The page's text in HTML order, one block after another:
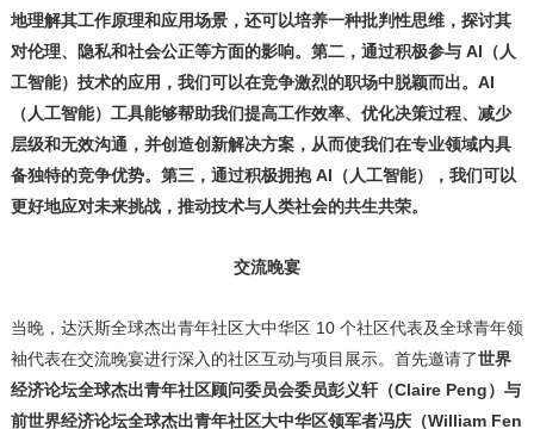
地理解其工作原理和应用场景，还可以培养一种批判性思维，探讨其
对伦理、隐私和社会公正等方面的影响。第二，通过积极参与 AI（人
工智能）技术的应用，我们可以在竞争激烈的职场中脱颖而出。AI
（人工智能）工具能够帮助我们提高工作效率、优化决策过程、减少
层级和无效沟通，并创造创新解决方案，从而使我们在专业领域内具
备独特的竞争优势。第三，通过积极拥抱 AI（人工智能），我们可以
更好地应对未来挑战，推动技术与人类社会的共生共荣。
交流晚宴
当晚，达沃斯全球杰出青年社区大中华区 10 个社区代表及全球青年领
袖代表在交流晚宴进行深入的社区互动与项目展示。首先邀请了世界
经济论坛全球杰出青年社区顾问委员会委员彭义轩（Claire Peng）与
前世界经济论坛全球杰出青年社区大中华区领军者冯庆（William Fen